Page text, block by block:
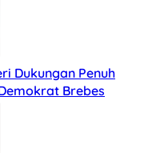
Dukungan Penuh
Brebes